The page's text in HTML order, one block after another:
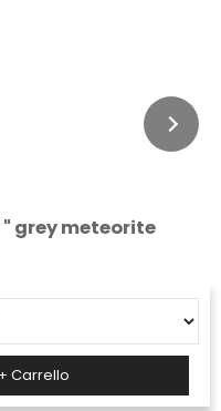
grey meteorite
+ Carrello